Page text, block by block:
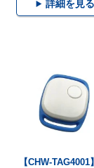
詳細を見る
【CHW-TAG4001